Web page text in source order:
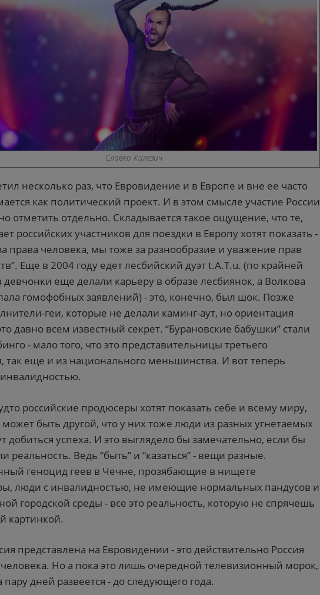
Славко Калезич
несколько раз, что Евровидение и в Европе и вне ее часто
как политический проект. И в этом смысле участие России
отметить отдельно. Складывается такое ощущение, что те,
российских участников для поездки в Европу хотят показать -
права человека, мы тоже за разнообразие и уважение прав
Еще в 2004 году едет лесбийский дуэт t.A.T.u. (по крайней
девчонки еще делали карьеру в образе лесбиянок, а Волкова
гомофобных заявлений) - это, конечно, был шок. Позже
геи, которые не делали каминг-аут, но ориентация
давно всем известный секрет. “Бурановские бабушки” стали
- мало того, что это представительницы третьего
так еще и из национального меньшинства. И вот теперь
российские продюсеры хотят показать себе и всему миру,
может быть другой, что у них тоже люди из разных угнетаемых
добиться успеха. И это выглядело бы замечательно, если бы
реальность. Ведь “быть” и “казаться” - вещи разные.
геноцид геев в Чечне, прозябающие в нищете
люди с инвалидностью, не имеющие нормальных пандусов и
городской среды - все это реальность, которую не спрячешь
картинкой.
представлена на Евровидении - это действительно Россия
человека. Но а пока это лишь очередной телевизионный морок,
пару дней развеется - до следующего года.